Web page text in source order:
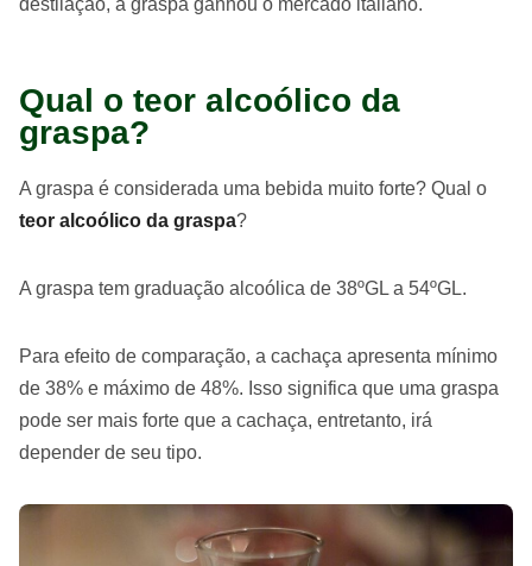
Qual o teor alcoólico da
graspa?
A graspa é considerada uma bebida muito forte? Qual o
teor alcoólico da graspa?
A graspa tem graduação alcoólica de 38ºGL a 54ºGL.
Para efeito de comparação, a cachaça apresenta mínimo
de 38% e máximo de 48%. Isso significa que uma graspa
pode ser mais forte que a cachaça, entretanto, irá
depender de seu tipo.